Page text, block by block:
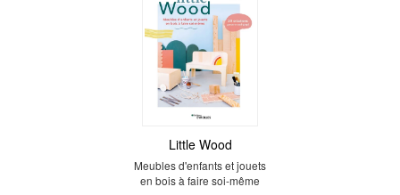
Little Wood
Meubles d'enfants et jouets
en bois à faire soi-même